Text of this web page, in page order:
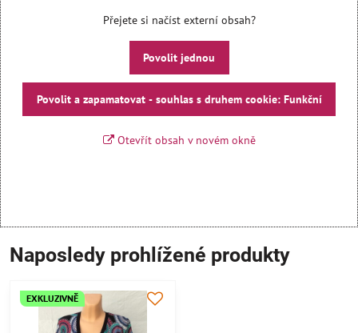
Přejete si načíst externí obsah?
Povolit jednou
Povolit a zapamatovat - souhlas s druhem cookie: Funkční
Otevřít obsah v novém okně
Naposledy prohlížené produkty
EXKLUZIVNĚ